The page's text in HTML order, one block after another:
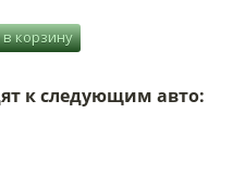
к следующим авто: